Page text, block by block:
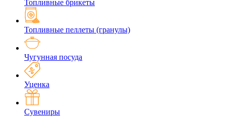
Топливные брикеты
Топливные пеллеты (гранулы)
Чугунная посуда
Уценка
Сувениры